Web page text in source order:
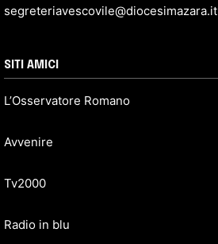
segreteriavescovile@diocesimazara.it
SITI AMICI
L’Osservatore Romano
Avvenire
Tv2000
Radio in blu